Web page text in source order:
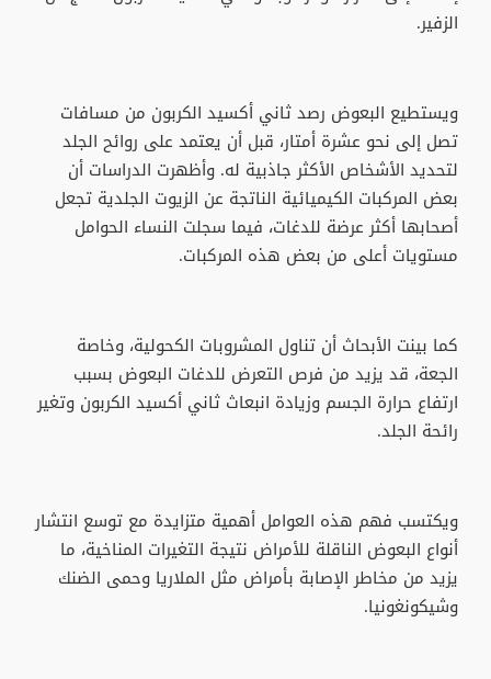
الزفير.
ويستطيع البعوض رصد ثاني أكسيد الكربون من مسافات
تصل إلى نحو عشرة أمتار، قبل أن يعتمد على روائح الجلد
لتحديد الأشخاص الأكثر جاذبية له. وأظهرت الدراسات أن
بعض المركبات الكيميائية الناتجة عن الزيوت الجلدية تجعل
أصحابها أكثر عرضة للدغات، فيما سجلت النساء الحوامل
مستويات أعلى من بعض هذه المركبات.
كما بينت الأبحاث أن تناول المشروبات الكحولية، وخاصة
الجعة، قد يزيد من فرص التعرض للدغات البعوض بسبب
ارتفاع حرارة الجسم وزيادة انبعاث ثاني أكسيد الكربون وتغير
رائحة الجلد.
ويكتسب فهم هذه العوامل أهمية متزايدة مع توسع انتشار
أنواع البعوض الناقلة للأمراض نتيجة التغيرات المناخية، ما
يزيد من مخاطر الإصابة بأمراض مثل الملاريا وحمى الضنك
وشيكونغونيا.